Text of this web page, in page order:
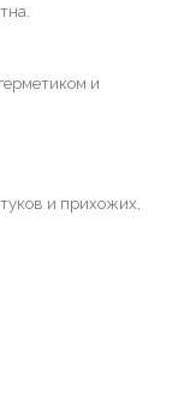
и
и прихожих,